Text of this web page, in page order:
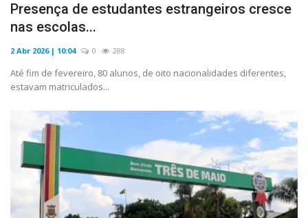
Presença de estudantes estrangeiros cresce
nas escolas...
2 Abr 2026 | 10:04 0 288
Até fim de fevereiro, 80 alunos, de oito nacionalidades diferentes,
estavam matriculados...